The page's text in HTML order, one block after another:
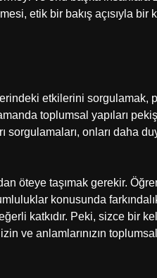
etik bir bakış açısıyla
etkilerini sorgulamak,
toplumsal yapıları
onları daha
öteye taşımak gerekir.
konusunda
katkıdır. Peki, sizce bir
ve anlamlarınızın toplumsal